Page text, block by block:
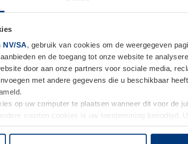
NV/SA, gebruik van cookies om de weergegeven
en de toegang tot onze website te
door aan onze partners voor sociale media,
met andere gegevens die u beschikbaar
op uw computer te plaatsen wanneer dit voor de
soorten cookies is uw toestemming benodigd.
paginaPrivacyverklaringop onze website wijzigen